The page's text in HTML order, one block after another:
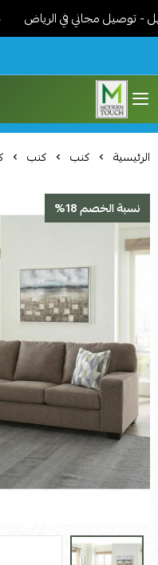
مجاني في الرياض
اثاث مودرن لمسة
الرئيسية كنب كنب
نسبة الخصم 18%